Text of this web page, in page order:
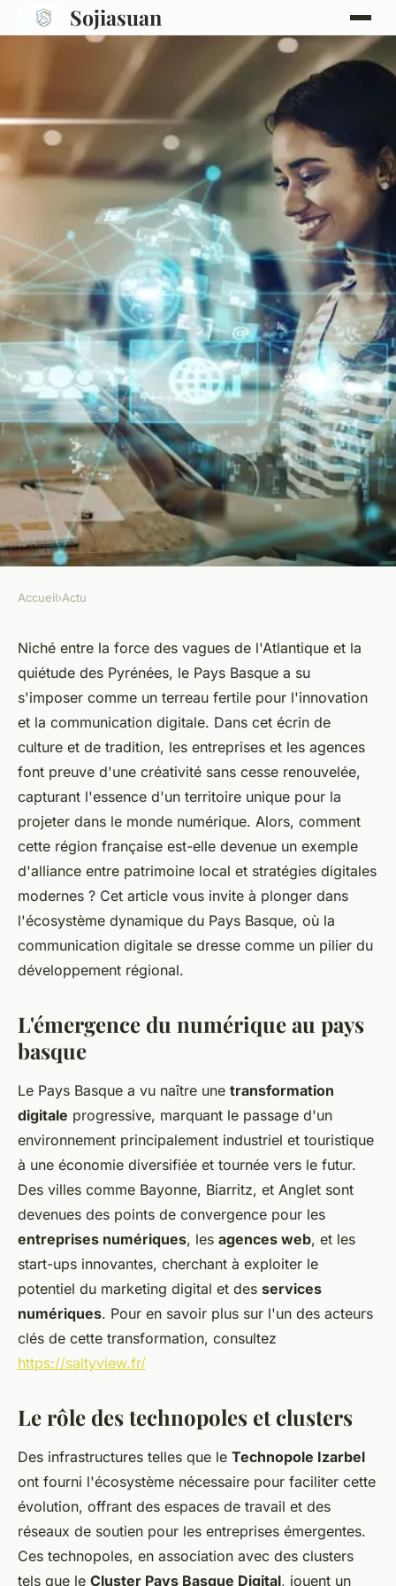
Sojiasuan
Le pays basque et la
communication digitale : une
alliance gagnante ?
Noémie •25 décembre 2023•2 min de lecture
Accueil›Actu
Niché entre la force des vagues de l'Atlantique et la
quiétude des Pyrénées, le Pays Basque a su
s'imposer comme un terreau fertile pour l'innovation
et la communication digitale. Dans cet écrin de
culture et de tradition, les entreprises et les agences
font preuve d'une créativité sans cesse renouvelée,
capturant l'essence d'un territoire unique pour la
projeter dans le monde numérique. Alors, comment
cette région française est-elle devenue un exemple
d'alliance entre patrimoine local et stratégies digitales
modernes ? Cet article vous invite à plonger dans
l'écosystème dynamique du Pays Basque, où la
communication digitale se dresse comme un pilier du
développement régional.
L'émergence du numérique au pays
basque
Le Pays Basque a vu naître une transformation
digitale progressive, marquant le passage d'un
environnement principalement industriel et touristique
à une économie diversifiée et tournée vers le futur.
Des villes comme Bayonne, Biarritz, et Anglet sont
devenues des points de convergence pour les
entreprises numériques, les agences web, et les
start-ups innovantes, cherchant à exploiter le
potentiel du marketing digital et des services
numériques. Pour en savoir plus sur l'un des acteurs
clés de cette transformation, consultez
https://saltyview.fr/
Le rôle des technopoles et clusters
Des infrastructures telles que le Technopole Izarbel
ont fourni l'écosystème nécessaire pour faciliter cette
évolution, offrant des espaces de travail et des
réseaux de soutien pour les entreprises émergentes.
Ces technopoles, en association avec des clusters
tels que le Cluster Pays Basque Digital, jouent un